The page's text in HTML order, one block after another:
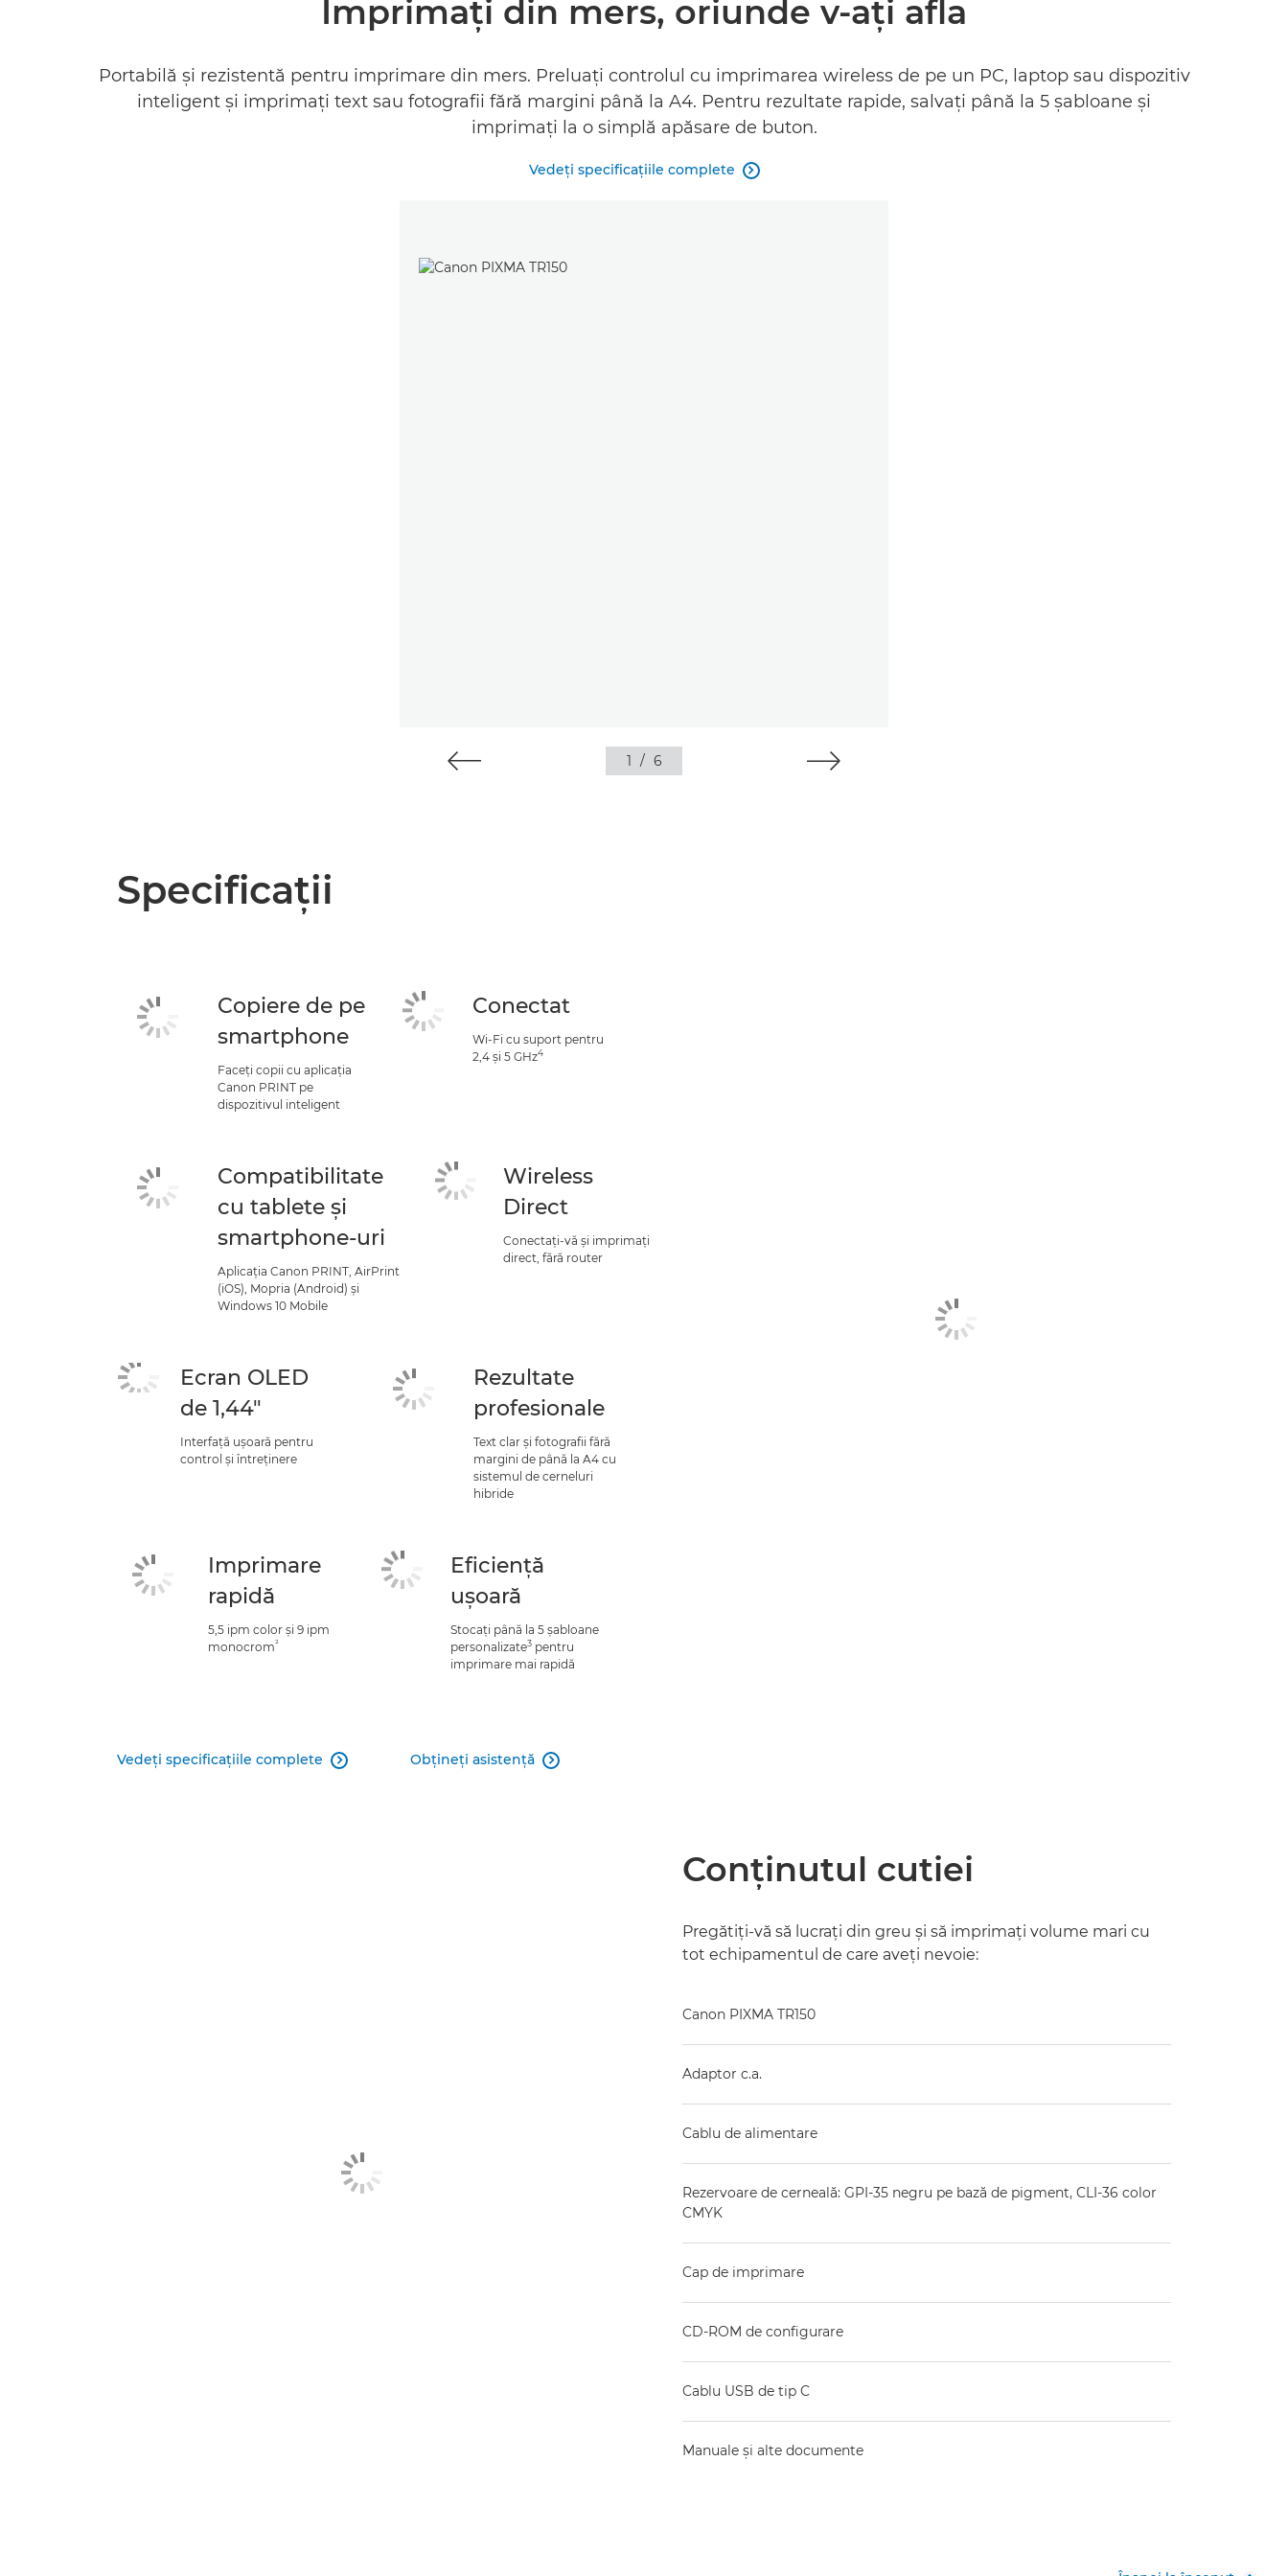
Imprimaţi din mers, oriunde v-aţi afla
Portabilă şi rezistentă pentru imprimare din mers. Preluaţi controlul cu imprimarea wireless de pe un PC, laptop sau dispozitiv
inteligent şi imprimaţi text sau fotografii fără margini până la A4. Pentru rezultate rapide, salvaţi până la 5 şabloane şi
imprimaţi la o simplă apăsare de buton.
Vedeţi specificaţiile complete 
1 / 6
Specificaţii
Copiere de pe
smartphone
Faceţi copii cu aplicaţia
Canon PRINT pe
dispozitivul inteligent
Conectat
Wi-Fi cu suport pentru
2,4 şi 5 GHz4
Compatibilitate
cu tablete şi
smartphone-uri
Aplicaţia Canon PRINT, AirPrint
(iOS), Mopria (Android) şi
Windows 10 Mobile
Wireless
Direct
Conectaţi-vă şi imprimaţi
direct, fără router
Ecran OLED
de 1,44"
Interfaţă uşoară pentru
control şi întreţinere
Rezultate
profesionale
Text clar şi fotografii fără
margini de până la A4 cu
sistemul de cerneluri
hibride
Imprimare
rapidă
5,5 ipm color şi 9 ipm
monocrom²
Eficienţă
uşoară
Stocaţi până la 5 şabloane
personalizate3pentru
imprimare mai rapidă
Vedeţi specificaţiile complete  Obţineţi asistenţă 
Conţinutul cutiei
Pregătiţi-vă să lucraţi din greu şi să imprimaţi volume mari cu
tot echipamentul de care aveţi nevoie:
Canon PIXMA TR150
Adaptor c.a.
Cablu de alimentare
Rezervoare de cerneală: GPI-35 negru pe bază de pigment, CLI-36 color
CMYK
Cap de imprimare
CD-ROM de configurare
Cablu USB de tip C
Manuale şi alte documente